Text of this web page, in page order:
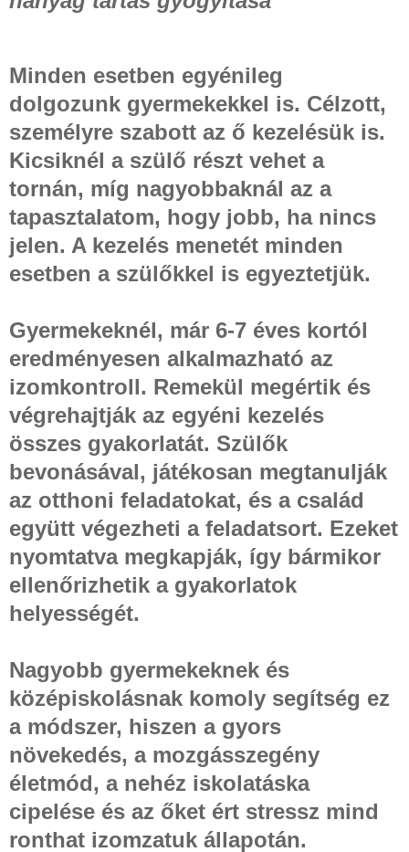
Minden esetben egyénileg
dolgozunk gyermekekkel is. Célzott,
személyre szabott az ő kezelésük is.
Kicsiknél a szülő részt vehet a
tornán, míg nagyobbaknál az a
tapasztalatom, hogy jobb, ha nincs
jelen. A kezelés menetét minden
esetben a szülőkkel is egyeztetjük.
Gyermekeknél, már 6-7 éves kortól
eredményesen alkalmazható az
izomkontroll. Remekül megértik és
végrehajtják az egyéni kezelés
összes gyakorlatát. Szülők
bevonásával, játékosan megtanulják
az otthoni feladatokat, és a család
együtt végezheti a feladatsort. Ezeket
nyomtatva megkapják, így bármikor
ellenőrizhetik a gyakorlatok
helyességét.
Nagyobb gyermekeknek és
középiskolásnak komoly segítség ez
a módszer, hiszen a gyors
növekedés, a mozgásszegény
életmód, a nehéz iskolatáska
cipelése és az őket ért stressz mind
ronthat izomzatuk állapotán.